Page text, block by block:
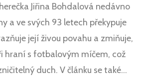
Jiřina Bohdalová nedávno
a ve svých 93 letech překypuje
její živou povahu a zmiňuje,
hraní s fotbalovým míčem, což
duch. V článku se také